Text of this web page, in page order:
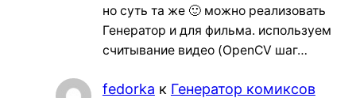
но суть та же 🙂 можно реализовать
Генератор и для фильма. используем
считывание видео (OpenCV шаг…
fedorka к Генератор комиксов